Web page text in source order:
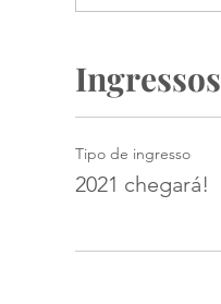
Ingressos
Tipo de ingresso
2021 chegará!